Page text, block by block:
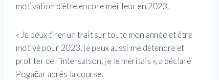
motivation d’être encore meilleur en 2023.
« Je peux tirer un trait sur toute mon année et être
motivé pour 2023, je peux aussi me détendre et
profiter de l’intersaison, je le méritais », a déclaré
Pogačar après la course.